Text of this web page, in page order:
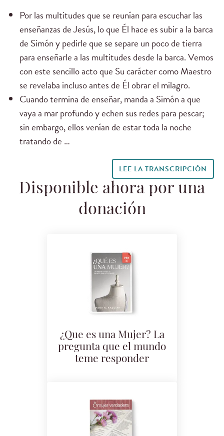
Por las multitudes que se reunían para escuchar las
enseñanzas de Jesús, lo que Él hace es subir a la barca
de Simón y pedirle que se separe un poco de tierra
para enseñarle a las multitudes desde la barca. Vemos
con este sencillo acto que Su carácter como Maestro
se revelaba incluso antes de Él obrar el milagro.
Cuando termina de enseñar, manda a Simón a que
vaya a mar profundo y echen sus redes para pescar;
sin embargo, ellos venían de estar toda la noche
tratando de …
LEE LA TRANSCRIPCIÓN
Disponible ahora por una
donación
¿Que es una Mujer? La
pregunta que el mundo
teme responder